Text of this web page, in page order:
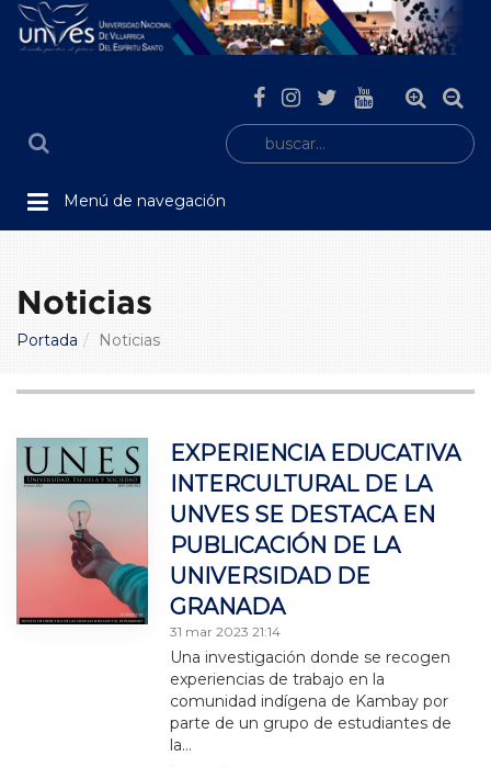
Menú de navegación
Noticias
Portada Noticias
EXPERIENCIA EDUCATIVA
INTERCULTURAL DE LA
UNVES SE DESTACA EN
PUBLICACIÓN DE LA
UNIVERSIDAD DE
GRANADA
31 mar 2023 21:14
Una investigación donde se recogen
experiencias de trabajo en la
comunidad indígena de Kambay por
parte de un grupo de estudiantes de
la…